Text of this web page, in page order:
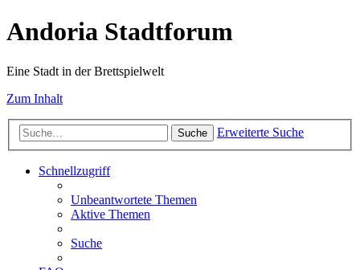
Andoria Stadtforum
Eine Stadt in der Brettspielwelt
Zum Inhalt
Suche Erweiterte Suche
Schnellzugriff
Unbeantwortete Themen
Aktive Themen
Suche